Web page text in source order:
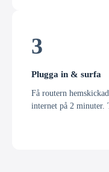
3
Plugga in & surfa
Få routern
internet på 2 minuter.